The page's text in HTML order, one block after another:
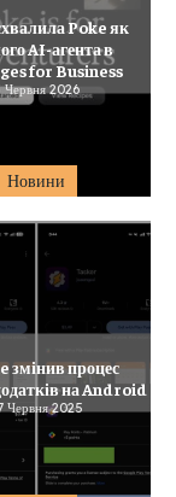
Новини
Poke як
AI-агента в
for Business
Червня 2026
змінив процес
на Android
Червня 2025